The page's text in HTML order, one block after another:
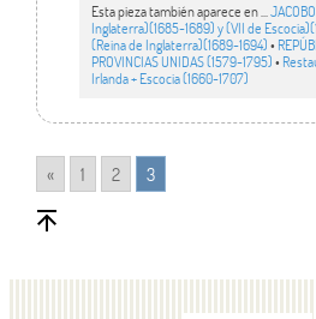
Esta pieza también aparece en ...
Inglaterra)(1685-1689) y (VII de
(Reina de Inglaterra)(1689-1694)•
PROVINCIAS UNIDAS (1579-1795)•
Irlanda + Escocia (1660-1707)
« 1 2 3